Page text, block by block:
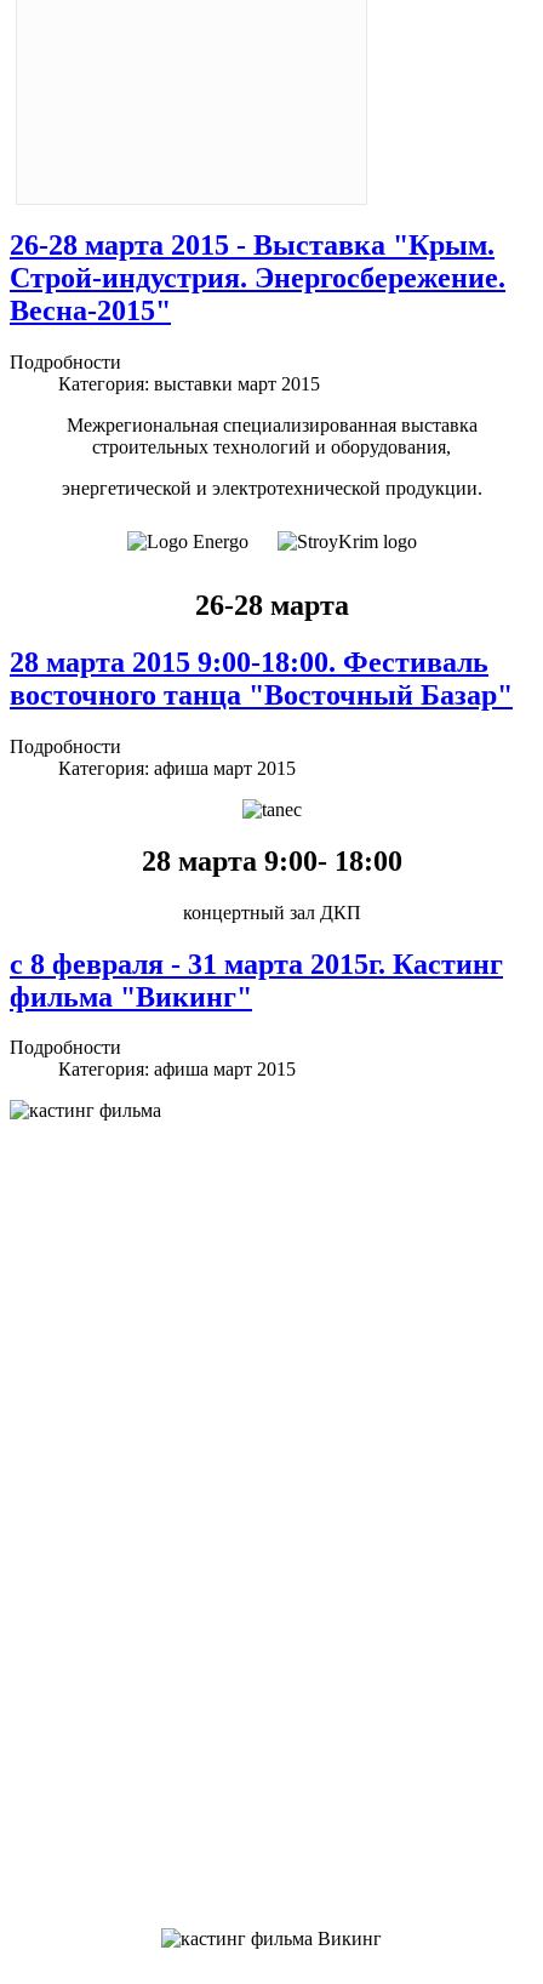
26-28 марта 2015 - Выставка "Крым.
Строй-индустрия. Энергосбережение.
Весна-2015"
Подробности
Категория: выставки март 2015
Межрегиональная специализированная выставка
строительных технологий и оборудования,
энергетической и электротехнической продукции.
26-28 марта
28 марта 2015 9:00-18:00. Фестиваль
восточного танца "Восточный Базар"
Подробности
Категория: афиша март 2015
28 марта 9:00- 18:00
концертный зал ДКП
с 8 февраля - 31 марта 2015г. Кастинг
фильма "Викинг"
Подробности
Категория: афиша март 2015